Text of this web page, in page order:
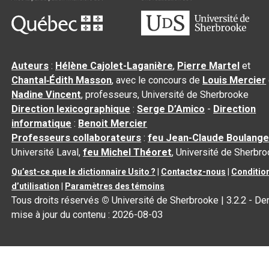
Auteurs : Hélène Cajolet-Laganière, Pierre Martel et
Chantal‑Édith Masson, avec le concours de Louis Mercier
Nadine Vincent, professeurs, Université de Sherbrooke
Direction lexicographique :Serge D’Amico - Direction
informatique : Benoit Mercier
Professeurs collaborateurs :feu Jean-Claude
Université Laval,feu Michel Théoret, Université de
Qu’est-ce que le dictionnaire Usito ? Contactez-nous
d’utilisation
Paramètres des témoins
Tous droits réservés © Université de Sherbrooke |3.2.2 -
mise à jour du contenu :2026-08-03